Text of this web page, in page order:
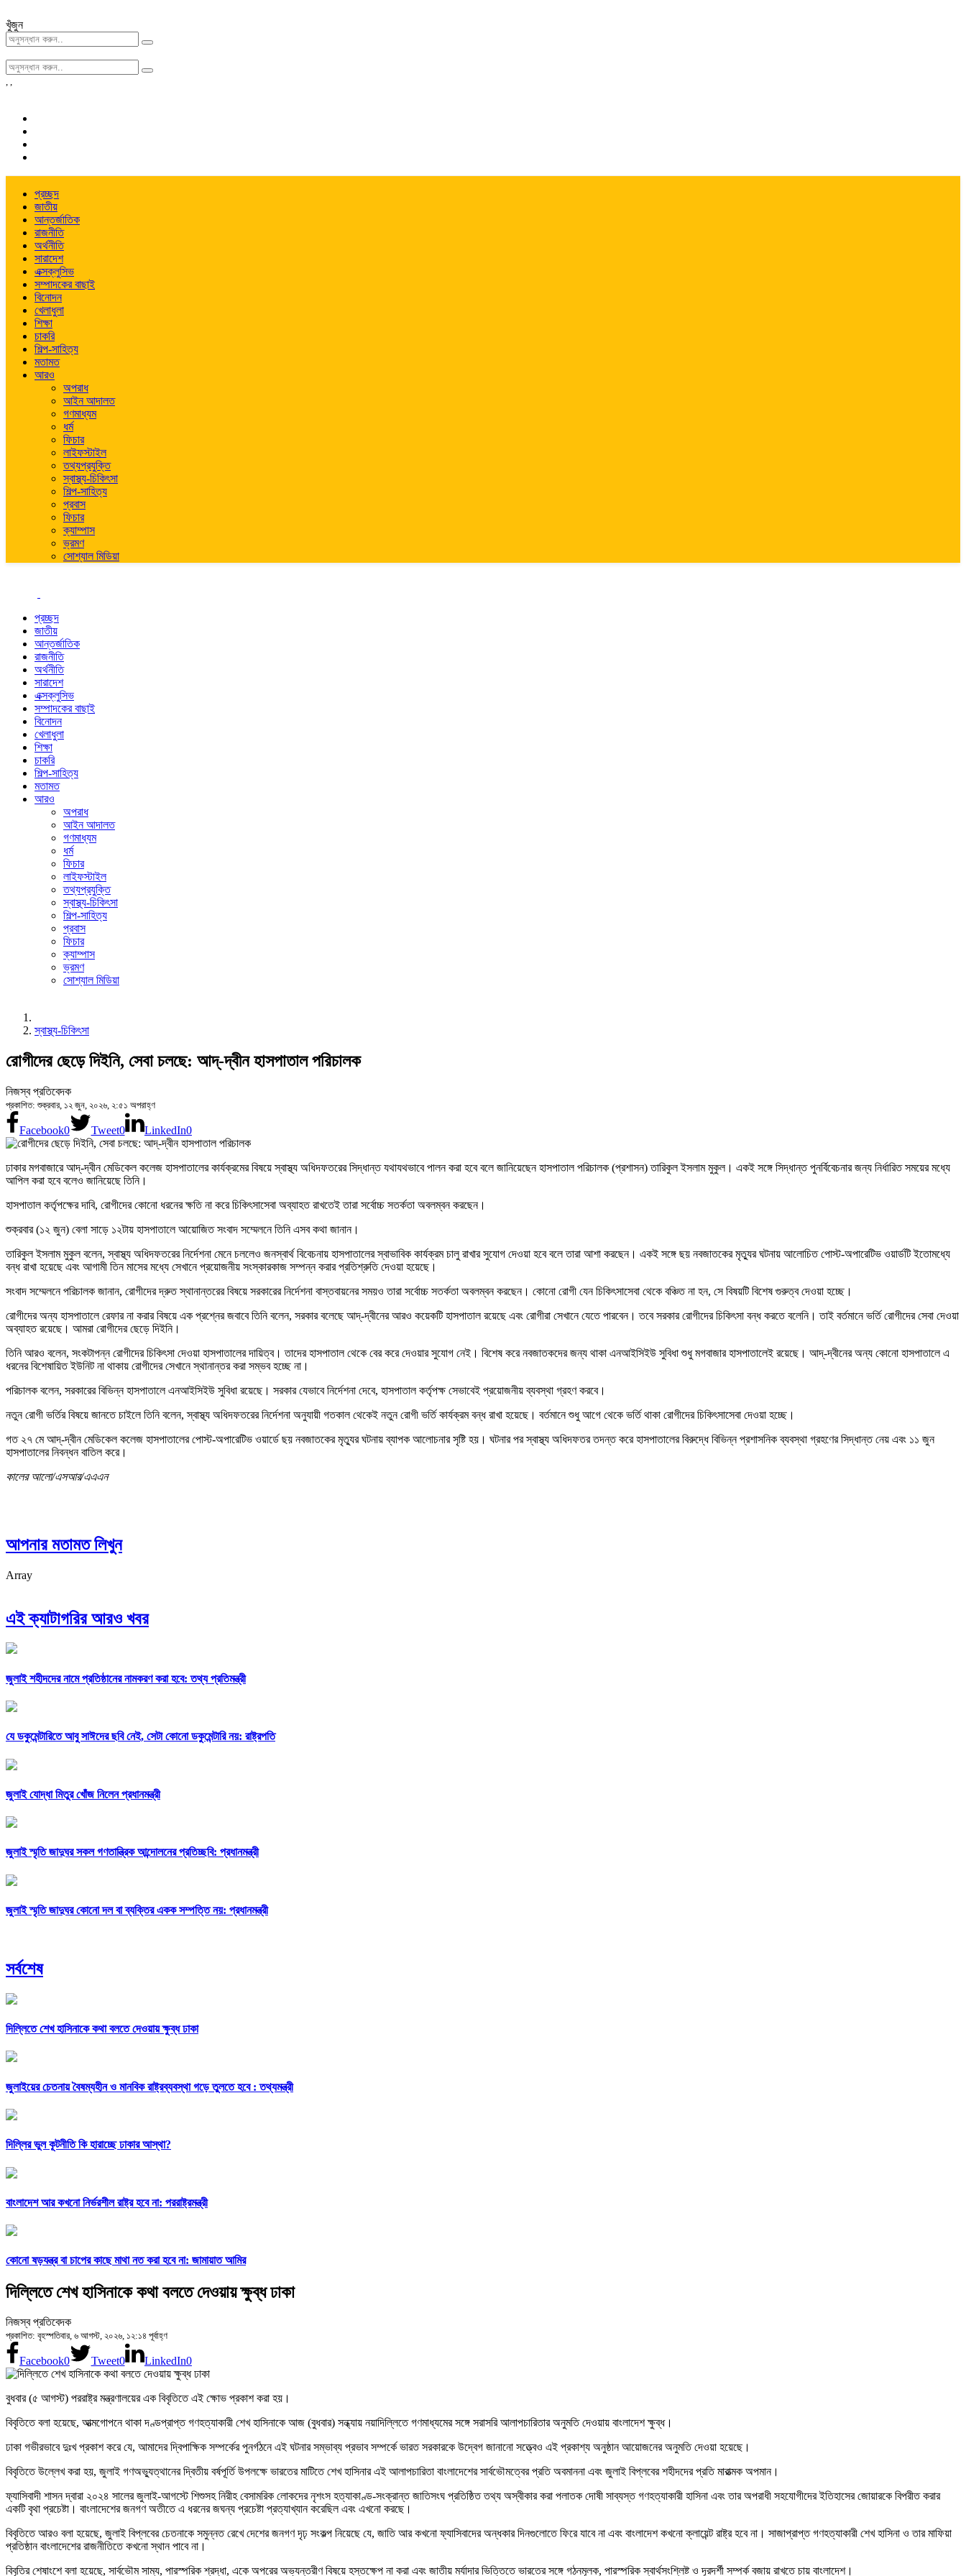
খুঁজুন
, ,
প্রচ্ছদ
জাতীয়
আন্তর্জাতিক
রাজনীতি
অর্থনীতি
সারাদেশ
এক্সক্লুসিভ
সম্পাদকের বাছাই
বিনোদন
খেলাধুলা
শিক্ষা
চাকরি
শিল্প-সাহিত্য
মতামত
আরও
অপরাধ
আইন আদালত
গণমাধ্যম
ধর্ম
ফিচার
লাইফস্টাইল
তথ্যপ্রযুক্তি
স্বাস্থ্য-চিকিৎসা
শিল্প-সাহিত্য
প্রবাস
ফিচার
ক্যাম্পাস
ভ্রমণ
সোশ্যাল মিডিয়া
প্রচ্ছদ
জাতীয়
আন্তর্জাতিক
রাজনীতি
অর্থনীতি
সারাদেশ
এক্সক্লুসিভ
সম্পাদকের বাছাই
বিনোদন
খেলাধুলা
শিক্ষা
চাকরি
শিল্প-সাহিত্য
মতামত
আরও
অপরাধ
আইন আদালত
গণমাধ্যম
ধর্ম
ফিচার
লাইফস্টাইল
তথ্যপ্রযুক্তি
স্বাস্থ্য-চিকিৎসা
শিল্প-সাহিত্য
প্রবাস
ফিচার
ক্যাম্পাস
ভ্রমণ
সোশ্যাল মিডিয়া
স্বাস্থ্য-চিকিৎসা
রোগীদের ছেড়ে দিইনি, সেবা চলছে: আদ্-দ্বীন হাসপাতাল পরিচালক
নিজস্ব প্রতিবেদক
প্রকাশিত: শুক্রবার, ১২ জুন, ২০২৬, ২:৫১ অপরাহ্ণ
Facebook0 Tweet0 LinkedIn0
ঢাকার মগবাজারে আদ্-দ্বীন মেডিকেল কলেজ হাসপাতালের কার্যক্রমের বিষয়ে স্বাস্থ্য অধিদফতরের সিদ্ধান্ত যথাযথভাবে পালন করা হবে বলে জানিয়েছেন হাসপাতাল পরিচালক (প্রশাসন) তারিকুল ইসলাম মুকুল। একই সঙ্গে সিদ্ধান্ত পুনর্বিবেচনার জন্য নির্ধারিত সময়ের মধ্যে
আপিল করা হবে বলেও জানিয়েছে তিনি।
হাসপাতাল কর্তৃপক্ষের দাবি, রোগীদের কোনো ধরনের ক্ষতি না করে চিকিৎসাসেবা অব্যাহত রাখতেই তারা সর্বোচ্চ সতর্কতা অবলম্বন করছেন।
শুক্রবার (১২ জুন) বেলা সাড়ে ১২টায় হাসপাতালে আয়োজিত সংবাদ সম্মেলনে তিনি এসব কথা জানান।
তারিকুল ইসলাম মুকুল বলেন, স্বাস্থ্য অধিদফতরের নির্দেশনা মেনে চললেও জনস্বার্থ বিবেচনায় হাসপাতালের স্বাভাবিক কার্যক্রম চালু রাখার সুযোগ দেওয়া হবে বলে তারা আশা করছেন। একই সঙ্গে ছয় নবজাতকের মৃত্যুর ঘটনায় আলোচিত পোস্ট-অপারেটিভ ওয়ার্ডটি ইতোমধ্যে
বন্ধ রাখা হয়েছে এবং আগামী তিন মাসের মধ্যে সেখানে প্রয়োজনীয় সংস্কারকাজ সম্পন্ন করার প্রতিশ্রুতি দেওয়া হয়েছে।
সংবাদ সম্মেলনে পরিচালক জানান, রোগীদের দ্রুত স্থানান্তরের বিষয়ে সরকারের নির্দেশনা বাস্তবায়নের সময়ও তারা সর্বোচ্চ সতর্কতা অবলম্বন করছেন। কোনো রোগী যেন চিকিৎসাসেবা থেকে বঞ্চিত না হন, সে বিষয়টি বিশেষ গুরুত্ব দেওয়া হচ্ছে।
রোগীদের অন্য হাসপাতালে রেফার না করার বিষয়ে এক প্রশ্নের জবাবে তিনি বলেন, সরকার বলেছে আদ্-দ্বীনের আরও কয়েকটি হাসপাতাল রয়েছে এবং রোগীরা সেখানে যেতে পারবেন। তবে সরকার রোগীদের চিকিৎসা বন্ধ করতে বলেনি। তাই বর্তমানে ভর্তি রোগীদের সেবা দেওয়া
অব্যাহত রয়েছে। আমরা রোগীদের ছেড়ে দিইনি।
তিনি আরও বলেন, সংকটাপন্ন রোগীদের চিকিৎসা দেওয়া হাসপাতালের দায়িত্ব। তাদের হাসপাতাল থেকে বের করে দেওয়ার সুযোগ নেই। বিশেষ করে নবজাতকদের জন্য থাকা এনআইসিইউ সুবিধা শুধু মগবাজার হাসপাতালেই রয়েছে। আদ্-দ্বীনের অন্য কোনো হাসপাতালে এ
ধরনের বিশেষায়িত ইউনিট না থাকায় রোগীদের সেখানে স্থানান্তর করা সম্ভব হচ্ছে না।
পরিচালক বলেন, সরকারের বিভিন্ন হাসপাতালে এনআইসিইউ সুবিধা রয়েছে। সরকার যেভাবে নির্দেশনা দেবে, হাসপাতাল কর্তৃপক্ষ সেভাবেই প্রয়োজনীয় ব্যবস্থা গ্রহণ করবে।
নতুন রোগী ভর্তির বিষয়ে জানতে চাইলে তিনি বলেন, স্বাস্থ্য অধিদফতরের নির্দেশনা অনুযায়ী গতকাল থেকেই নতুন রোগী ভর্তি কার্যক্রম বন্ধ রাখা হয়েছে। বর্তমানে শুধু আগে থেকে ভর্তি থাকা রোগীদের চিকিৎসাসেবা দেওয়া হচ্ছে।
গত ২৭ মে আদ্-দ্বীন মেডিকেল কলেজ হাসপাতালের পোস্ট-অপারেটিভ ওয়ার্ডে ছয় নবজাতকের মৃত্যুর ঘটনায় ব্যাপক আলোচনার সৃষ্টি হয়। ঘটনার পর স্বাস্থ্য অধিদফতর তদন্ত করে হাসপাতালের বিরুদ্ধে বিভিন্ন প্রশাসনিক ব্যবস্থা গ্রহণের সিদ্ধান্ত নেয় এবং ১১ জুন
হাসপাতালের নিবন্ধন বাতিল করে।
কালের আলো/এসআর/এএএন
আপনার মতামত লিখুন
Array
এই ক্যাটাগরির আরও খবর
জুলাই শহীদদের নামে প্রতিষ্ঠানের নামকরণ করা হবে: তথ্য প্রতিমন্ত্রী
যে ডকুমেন্টারিতে আবু সাঈদের ছবি নেই, সেটা কোনো ডকুমেন্টারি নয়: রাষ্ট্রপতি
জুলাই যোদ্ধা মিতুর খোঁজ নিলেন প্রধানমন্ত্রী
জুলাই স্মৃতি জাদুঘর সকল গণতান্ত্রিক আন্দোলনের প্রতিচ্ছবি: প্রধানমন্ত্রী
জুলাই স্মৃতি জাদুঘর কোনো দল বা ব্যক্তির একক সম্পত্তি নয়: প্রধানমন্ত্রী
সর্বশেষ
দিল্লিতে শেখ হাসিনাকে কথা বলতে দেওয়ায় ক্ষুব্ধ ঢাকা
জুলাইয়ের চেতনায় বৈষম্যহীন ও মানবিক রাষ্ট্রব্যবস্থা গড়ে তুলতে হবে : তথ্যমন্ত্রী
দিল্লির ভুল কূটনীতি কি হারাচ্ছে ঢাকার আস্থা?
বাংলাদেশ আর কখনো নির্ভরশীল রাষ্ট্র হবে না: পররাষ্ট্রমন্ত্রী
কোনো ষড়যন্ত্র বা চাপের কাছে মাথা নত করা হবে না: জামায়াত আমির
দিল্লিতে শেখ হাসিনাকে কথা বলতে দেওয়ায় ক্ষুব্ধ ঢাকা
নিজস্ব প্রতিবেদক
প্রকাশিত: বৃহস্পতিবার, ৬ আগস্ট, ২০২৬, ১২:১৪ পূর্বাহ্ণ
Facebook0 Tweet0 LinkedIn0
বুধবার (৫ আগস্ট) পররাষ্ট্র মন্ত্রণালয়ের এক বিবৃতিতে এই ক্ষোভ প্রকাশ করা হয়।
বিবৃতিতে বলা হয়েছে, আত্মগোপনে থাকা দণ্ডপ্রাপ্ত গণহত্যাকারী শেখ হাসিনাকে আজ (বুধবার) সন্ধ্যায় নয়াদিল্লিতে গণমাধ্যমের সঙ্গে সরাসরি আলাপচারিতার অনুমতি দেওয়ায় বাংলাদেশ ক্ষুব্ধ।
ঢাকা গভীরভাবে দুঃখ প্রকাশ করে যে, আমাদের দ্বিপাক্ষিক সম্পর্কের পুনর্গঠনে এই ঘটনার সম্ভাব্য প্রভাব সম্পর্কে ভারত সরকারকে উদ্বেগ জানানো সত্ত্বেও এই প্রকাশ্য অনুষ্ঠান আয়োজনের অনুমতি দেওয়া হয়েছে।
বিবৃতিতে উল্লেখ করা হয়, জুলাই গণঅভ্যুত্থানের দ্বিতীয় বর্ষপূর্তি উপলক্ষে ভারতের মাটিতে শেখ হাসিনার এই আলাপচারিতা বাংলাদেশের সার্বভৌমত্বের প্রতি অবমাননা এবং জুলাই বিপ্লবের শহীদদের প্রতি মারাত্মক অপমান।
ফ্যাসিবাদী শাসন দ্বারা ২০২৪ সালের জুলাই-আগস্টে শিশুসহ নিরীহ বেসামরিক লোকদের নৃশংস হত্যাকাণ্ড-সংক্রান্ত জাতিসংঘ প্রতিষ্ঠিত তথ্য অস্বীকার করা পলাতক দোষী সাব্যস্ত গণহত্যাকারী হাসিনা এবং তার অপরাধী সহযোগীদের ইতিহাসের জোয়ারকে বিপরীত করার
একটি বৃথা প্রচেষ্টা। বাংলাদেশের জনগণ অতীতে এ ধরনের জঘন্য প্রচেষ্টা প্রত্যাখ্যান করেছিল এবং এখনো করছে।
বিবৃতিতে আরও বলা হয়েছে, জুলাই বিপ্লবের চেতনাকে সমুন্নত রেখে দেশের জনগণ দৃঢ় সংকল্প নিয়েছে যে, জাতি আর কখনো ফ্যাসিবাদের অন্ধকার দিনগুলোতে ফিরে যাবে না এবং বাংলাদেশ কখনো ক্লায়েন্ট রাষ্ট্র হবে না। সাজাপ্রাপ্ত গণহত্যাকারী শেখ হাসিনা ও তার মাফিয়া
প্রতিষ্ঠান বাংলাদেশের রাজনীতিতে কখনো স্থান পাবে না।
বিবৃতির শেষাংশে বলা হয়েছে, সার্বভৌম সাম্য, পারস্পরিক শ্রদ্ধা, একে অপরের অভ্যন্তরীণ বিষয়ে হস্তক্ষেপ না করা এবং জাতীয় মর্যাদার ভিত্তিতে ভারতের সঙ্গে গঠনমূলক, পারস্পরিক স্বার্থসংশ্লিষ্ট ও দূরদর্শী সম্পর্ক বজায় রাখতে চায় বাংলাদেশ।